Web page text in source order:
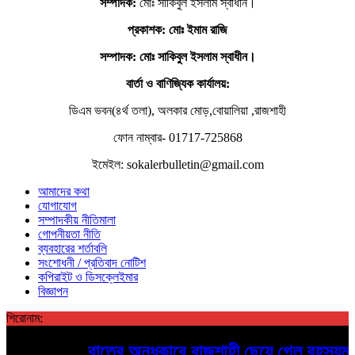
সম্পাদক: মোঃ সাকিবুল ইসলাম স্বাধীন।
প্রকাশক: মোঃ ইমাম রাজি
সম্পাদক: মোঃ সাকিবুল ইসলাম স্বাধীন।
বার্তা ও বাণিজ্যিক কার্যালয়:
ডিএম ভবন(৪র্থ তলা), অলকার মোড়,বোয়ালিয়া ,রাজশাহী
ফোন নাম্বার- 01717-725868
ইমেইল: sokalerbulletin@gmail.com
আমাদের কথা
যোগাযোগ
সম্পাদকীয় নীতিমালা
গোপনীয়তা নীতি
ব্যবহারের শর্তাবলি
সংশোধনী / প্রতিবাদ নোটিশ
কপিরাইট ও ডিসক্লেইমার
বিজ্ঞাপন
শিরোনাম: